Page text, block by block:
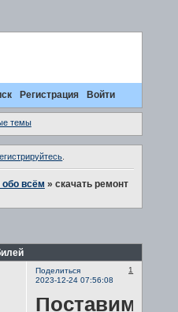
Регистрация Войти
темы
.
всём » скачать ремонт
Поделиться
1
2023-12-24 07:56:08
Поставим